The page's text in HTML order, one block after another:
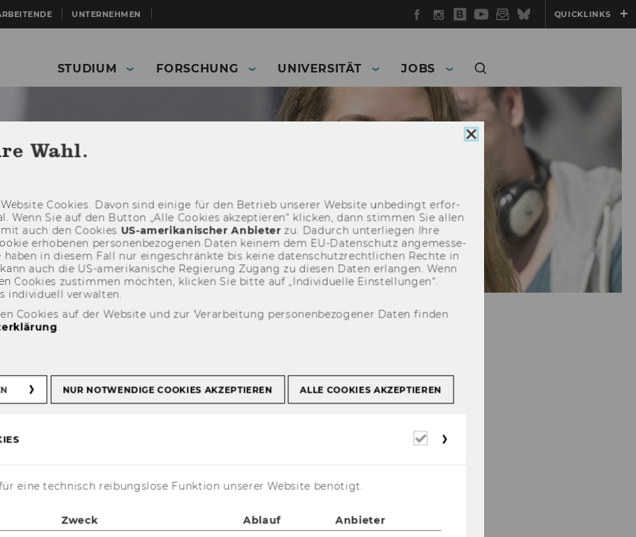
UNTERNEHMEN Facebook
Instagram
WU
Blog
YouTube
Newsletter
BlueskyQUICKLINKS
STUDIUM FORSCHUNG UNIVERSITÄT JOBS
- Enterprise and Resource Management
Glossary
Cookie
schließen
Wahl.
Coo­kies. Davon sind ei­ni­ge für den Be­trieb un­se­rer Web­site un­be­dingt er­for­
Wenn Sie auf den But­ton „Alle Coo­kies ak­zep­tie­ren“ kli­cken, dann stim­men Sie allen
auch den Coo­kies US-​amerikanischer An­bie­terzu. Da­durch un­ter­lie­gen Ihre
er­ho­be­nen per­so­nen­be­zo­ge­nen Daten kei­nem dem EU-​Datenschutz an­ge­mes­se­
haben in die­sem Fall nur ein­ge­schränk­te bis keine da­ten­schutz­recht­li­chen Rech­te in
auch die US-​amerikanische Re­gie­rung Zu­gang zu die­sen Daten er­lan­gen. Wenn
Coo­kies zu­stim­men möch­ten, kli­cken Sie bitte auf „In­di­vi­du­el­le Ein­stel­lun­gen“.
in­di­vi­du­ell ver­wal­ten.
Cookies auf der Website und zur Verarbeitung personenbezogener Daten finden
.
NUR NOTWENDIGE COOKIES AKZEPTIEREN ALLE COOKIES AKZEPTIEREN
Erforderliche
eine technisch reibungslose Funktion unserer Website benötigt.
Zweck Ablauf
Anbieter